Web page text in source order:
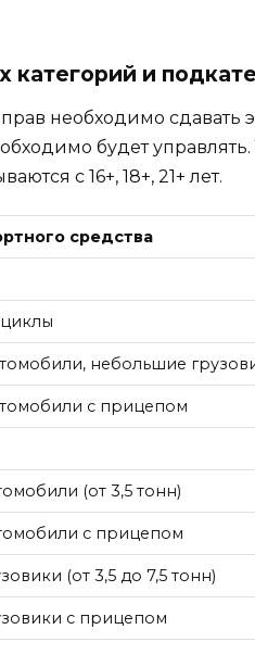
категорий и
необходимо сдавать
будет
с 16+, 18+, 21+ лет.
средства
небольшие
с прицепом
(от 3,5 тонн)
с прицепом
(от 3,5 до 7,5 тонн)
с прицепом